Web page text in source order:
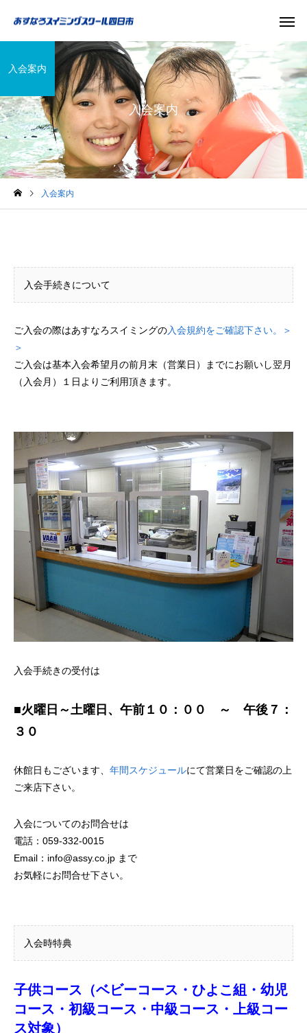
入会案内
入会案内
入会案内
入会手続きについて
ご入会の際はあすなろスイミングの入会規約をご確認下さい。＞
＞
ご入会は基本入会希望月の前月末（営業日）までにお願いし翌月
（入会月）１日よりご利用頂きます。
入会手続きの受付は
■火曜日～土曜日、午前１０：００ ～ 午後７：
３０
休館日もございます、 年間スケジュールにて営業日をご確認の上
ご来店下さい。
入会についてのお問合せは
電話：059-332-0015
Email：info@assy.co.jp まで
お気軽にお問合せ下さい。
入会時特典
子供コース（ベビーコース・ひよこ組・幼児
コース・初級コース・中級コース・上級コー
ス対象）